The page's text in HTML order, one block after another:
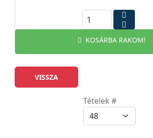
KOSÁRBA RAKOM!
Tételek #